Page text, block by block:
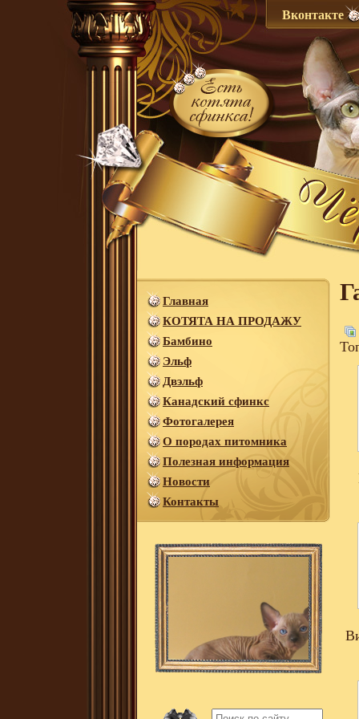
Вконтакте
Главная
КОТЯТА НА ПРОДАЖУ
Бамбино
Эльф
Двэльф
Канадский сфинкс
Фотогалерея
О породах питомника
Полезная информация
Новости
Контакты